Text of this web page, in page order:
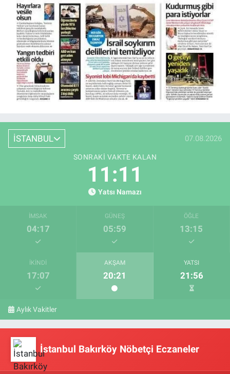
İSTANBUL 07.08.2026
SONRAKI VAKTE KALAN
11:10
Yatsı Namazı
İMSAK
04:17
GÜNEŞ
05:59
ÖĞLE
13:15
İKINDI
17:07
AKŞAM
20:21
YATSI
21:56
Aylık Vakitler
İstanbul Bakırköy Nöbetçi Eczaneler